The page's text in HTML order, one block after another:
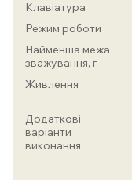
Клавіатура
Режим роботи
Найменша межа
зважування, г
Живлення
Додаткові
варіанти
виконання